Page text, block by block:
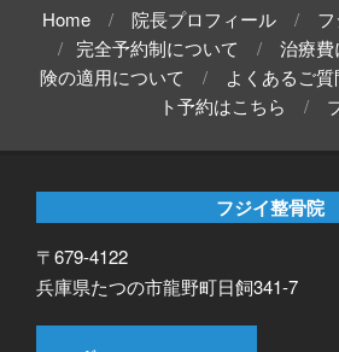
Home 院長プロフィール
完全予約制について
治療費
険の適用について
よくあるご質
ト予約はこちら
フジイ整骨院
〒679-4122
兵庫県たつの市龍野町日飼341-7